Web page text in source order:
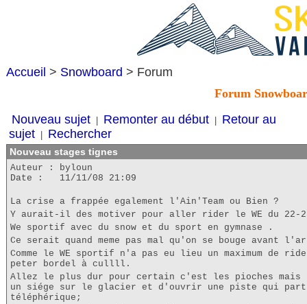
Accueil > Snowboard > Forum
Forum
Nouveau sujet
Remonter au début
Retour au
sujet
Rechercher
Nouveau stages tignes
Auteur : byloun
Date : 11/11/08 21:09
La crise a frappée egalement l'Ain'Team ou Bien ?
Y aurait-il des motiver pour aller rider le WE du 22-23
We sportif avec du snow et du sport en gymnase .
Ce serait quand meme pas mal qu'on se bouge avant
Comme le WE sportif n'a pas eu lieu un maximum de
peter bordel à cullll.
Allez le plus dur pour certain c'est les pioches mais
un siége sur le glacier et d'ouvrir une piste qui part
téléphérique;